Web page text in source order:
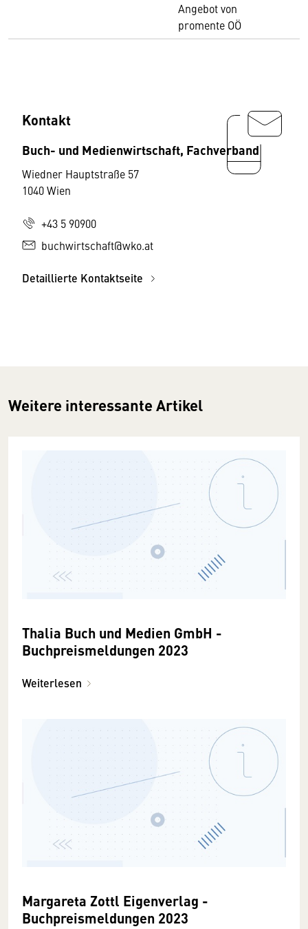
Angebot von
promente OÖ
Kontakt
Buch- und Medienwirtschaft, Fachverband
Wiedner Hauptstraße 57
1040 Wien
+43 5 90900
buchwirtschaft@wko.at
Detaillierte Kontaktseite
Weitere interessante Artikel
Thalia Buch und Medien GmbH -
Buchpreismeldungen 2023
Weiterlesen
Margareta Zottl Eigenverlag -
Buchpreismeldungen 2023